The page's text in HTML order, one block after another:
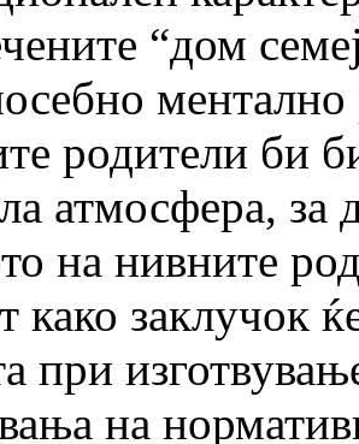
“дом
родители би
атмосфера, за
на нивните
како заклучок
при
на